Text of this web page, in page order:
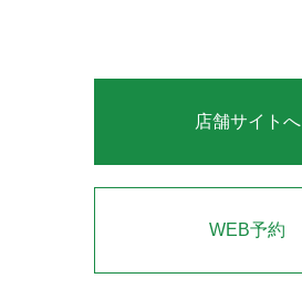
店舗サイトへ
WEB予約